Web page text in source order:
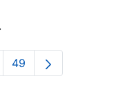
Pages Use
Page
49